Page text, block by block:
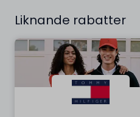
Liknande rabatter